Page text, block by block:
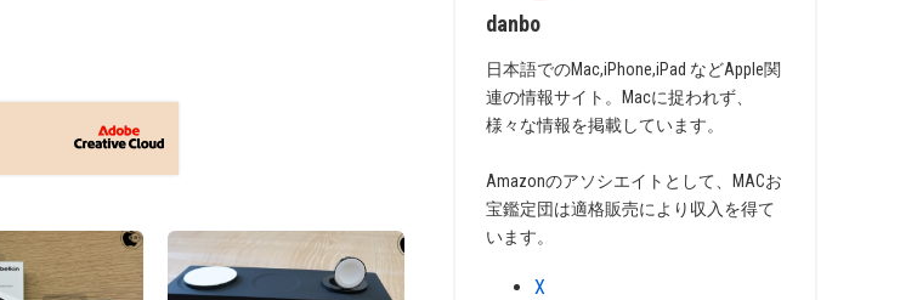
danbo
日本語でのMac,iPhone,iPad などApple関
連の情報サイト。Macに捉われず、
様々な情報を掲載しています。
Amazonのアソシエイトとして、MACお
宝鑑定団は適格販売により収入を得て
います。
X